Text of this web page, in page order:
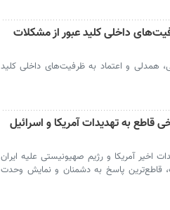
داخلی کلید عبور از مشکلات
و اعتماد به ظرفیت‌های داخلی کلید
به تهدیدات آمریکا و اسرائیل
اخیر آمریکا و رژیم صهیونیستی علیه ایران
قاطع‌ترین پاسخ به دشمنان و نمایش وحدت